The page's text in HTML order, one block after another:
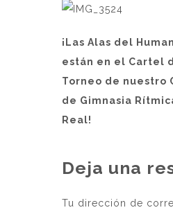
¡Las Alas del
están en el Cartel
Torneo de nuestro
de Gimnasia
Real!
Deja una
Tu dirección de